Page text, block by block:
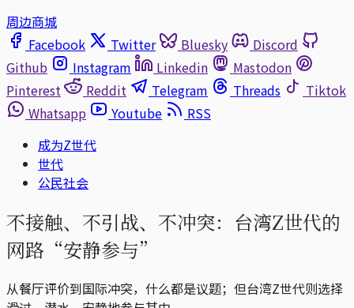
周边商城
Facebook
Twitter Bluesky
Discord
Github
Instagram Linkedin
Mastodon
Pinterest
Reddit Telegram Threads
Tiktok
Whatsapp
Youtube
RSS
成为Z世代
世代
公民社会
不接触、不引战、不冲突：台湾Z世代的
网路“安静参与”
从餐厅评价到国际冲突，什么都是议题；但台湾Z世代则选择